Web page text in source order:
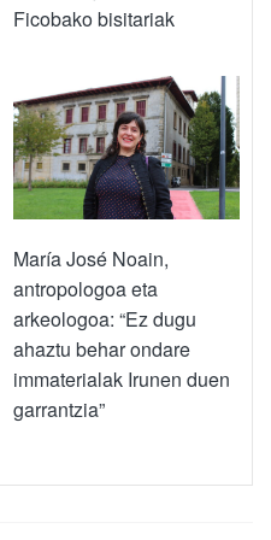
Ficobako bisitariak
María José Noain,
antropologoa eta
arkeologoa: “Ez dugu
ahaztu behar ondare
immaterialak Irunen duen
garrantzia”